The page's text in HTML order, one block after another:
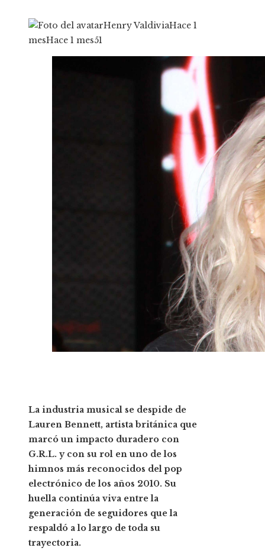
Henry ValdiviaHace 1
mesHace 1 mes51
La industria musical se despide de
Lauren Bennett, artista británica que
marcó un impacto duradero con
G.R.L. y con su rol en uno de los
himnos más reconocidos del pop
electrónico de los años 2010. Su
huella continúa viva entre la
generación de seguidores que la
respaldó a lo largo de toda su
trayectoria.